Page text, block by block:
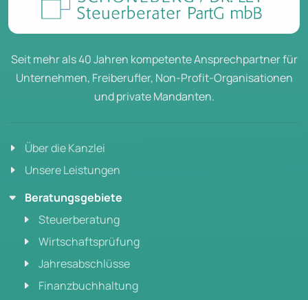
Seit mehr als 40 Jahren kompetente Ansprechpartner für
Unternehmen, Freiberufler, Non-Profit-Organisationen
und private Mandanten.
Über die Kanzlei
Unsere Leistungen
Beratungsgebiete
Steuerberatung
Wirtschaftsprüfung
Jahresabschlüsse
Finanzbuchhaltung